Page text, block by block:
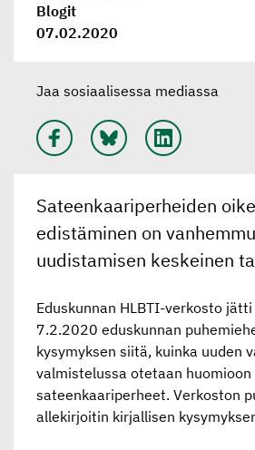
Blogit
07.02.2020
Jaa sosiaalisessa mediassa
Sateenkaariperheiden
edistäminen on
uudistamisen keskeinen
Eduskunnan HLBTI-verkosto
7.2.2020 eduskunnan
kysymyksen siitä, kuinka uuden
valmistelussa otetaan huomioon
sateenkaariperheet. Verkoston
allekirjoitin kirjallisen